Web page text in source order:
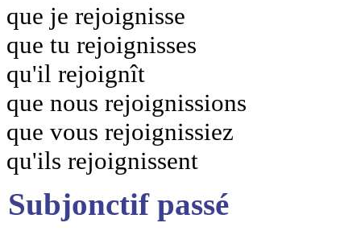
que je rejoignisse
que tu rejoignisses
qu'il rejoignît
que nous rejoignissions
que vous rejoignissiez
qu'ils rejoignissent
Subjonctif passé